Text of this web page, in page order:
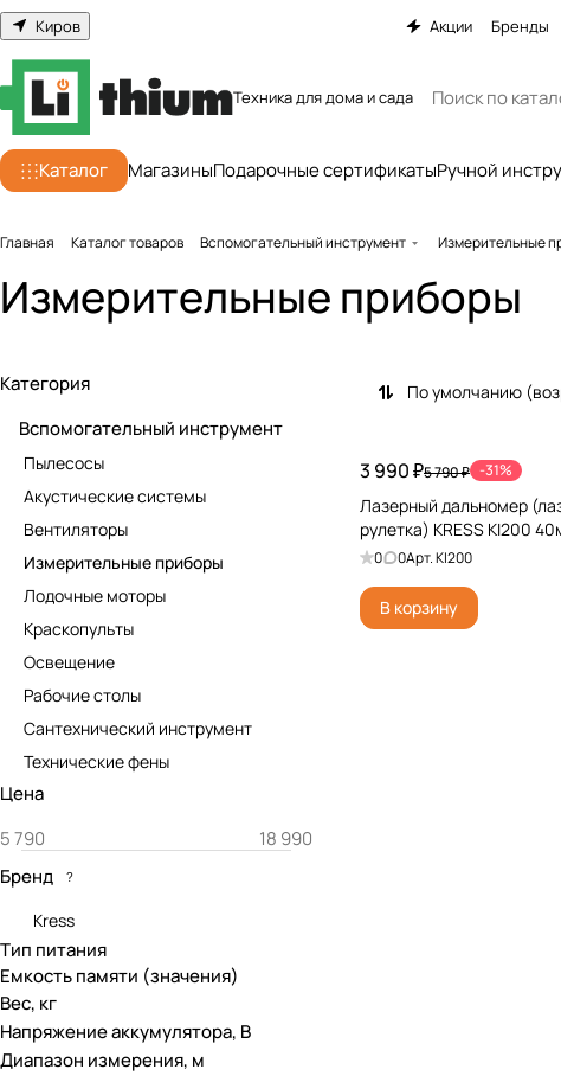
Киров Акции Бренды
Техника для дома и сада
Каталог МагазиныПодарочные сертификатыРучной
Главная Каталог товаров Вспомогательный инструмент Измерительные
Измерительные приборы
По умолчанию
3 990 ₽5 790 ₽ -31%
Лазерный дальномер
рулетка) KRESS KI200
0 0Арт.KI200
В корзину
Категория
Вспомогательный инструмент
Пылесосы
Акустические системы
Вентиляторы
Измерительные приборы
Лодочные моторы
Краскопульты
Освещение
Рабочие столы
Сантехнический инструмент
Технические фены
Цена
Бренд ?
Kress
Тип питания
Емкость памяти (значения)
Вес, кг
Напряжение аккумулятора, В
Диапазон измерения, м